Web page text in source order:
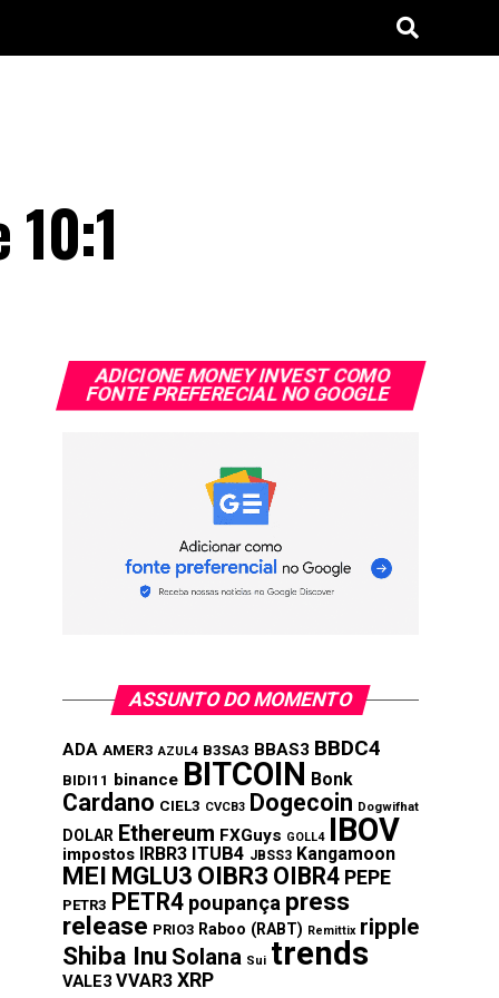
ADICIONE MONEY INVEST COMO
FONTE PREFERECIAL NO GOOGLE
ASSUNTO DO MOMENTO
ADA AMER3 AZUL4 B3SA3 BBAS3 BBDC4
BIDI11 binance BITCOIN Bonk
Cardano CIEL3 CVCB3 Dogecoin Dogwifhat
DOLAR Ethereum FXGuys GOLL4 IBOV
impostos IRBR3 ITUB4 JBSS3 Kangamoon
MEI MGLU3 OIBR3 OIBR4 PEPE
PETR3 PETR4 poupança press
release PRIO3 Raboo (RABT) Remittix ripple
Shiba Inu Solana Sui trends
VALE3 VVAR3 XRP